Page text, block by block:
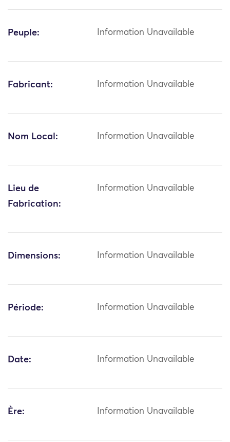
Peuple: Information Unavailable
Fabricant: Information Unavailable
Nom Local: Information Unavailable
Lieu de
Fabrication:
Information Unavailable
Dimensions: Information Unavailable
Période: Information Unavailable
Date: Information Unavailable
Ère: Information Unavailable